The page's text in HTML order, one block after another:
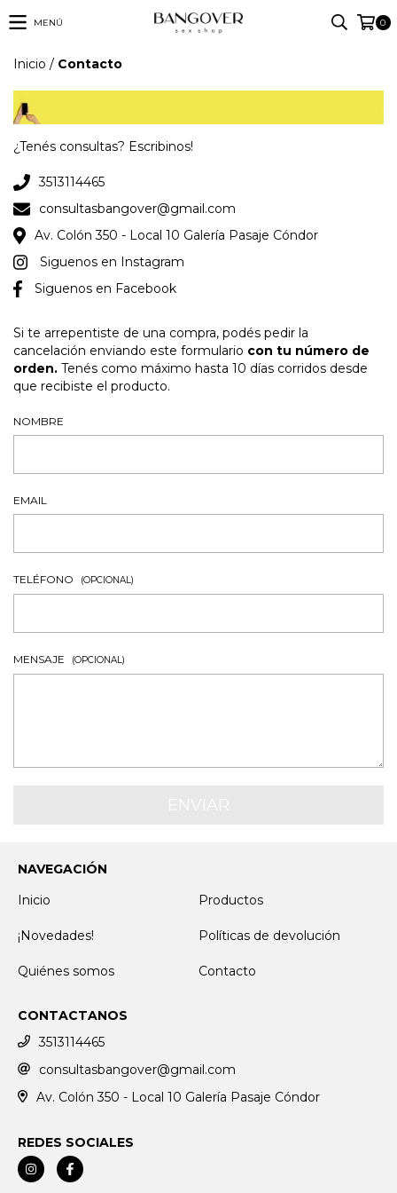
MENÚ 0
Inicio / Contacto
¿Tenés consultas? Escribinos!
3513114465
consultasbangover@gmail.com
Av. Colón 350 - Local 10 Galería Pasaje Cóndor
Siguenos en Instagram
Siguenos en Facebook
Si te arrepentiste de una compra, podés pedir la
cancelación enviando este formulario con tu número de
orden. Tenés como máximo hasta 10 días corridos desde
que recibiste el producto.
NOMBRE
EMAIL
TELÉFONO (OPCIONAL)
MENSAJE (OPCIONAL)
NAVEGACIÓN
Inicio
Productos
¡Novedades! Políticas de devolución
Quiénes somos Contacto
CONTACTANOS
3513114465
consultasbangover@gmail.com
Av. Colón 350 - Local 10 Galería Pasaje Cóndor
REDES SOCIALES